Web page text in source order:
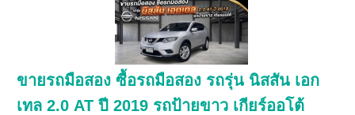
ขายรถมือสอง ซื้อรถมือสอง รถรุ่น นิสสัน เอก
เทล 2.0 AT ปี 2019 รถป้ายขาว เกียร์ออโต้